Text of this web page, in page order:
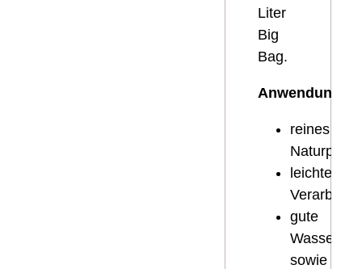
Liter
Big
Bag.
Anwendung:
reines
leichte
gute
sowie